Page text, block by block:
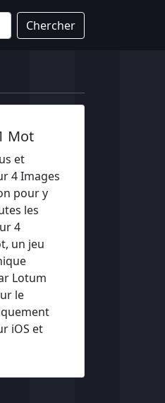
Chercher
Mot
et
4 Images
pour y
les
4
un jeu
Lotum
le
iOS et